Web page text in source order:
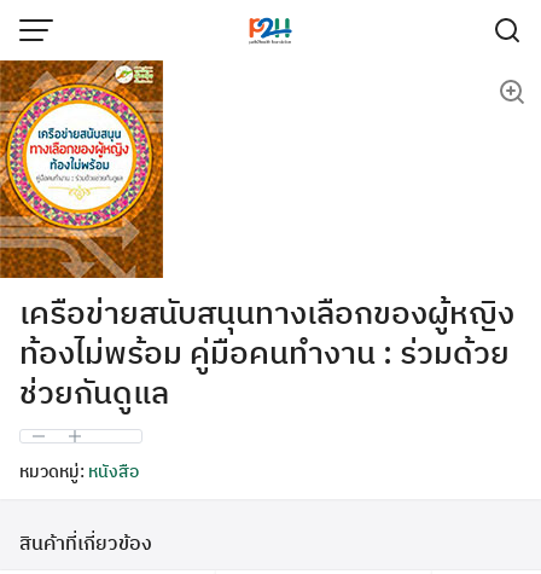
เครือข่ายสนับสนุนทางเลือกของผู้หญิง
ท้องไม่พร้อม คู่มือคนทำงาน : ร่วมด้วย
ช่วยกันดูแล
หมวดหมู่: หนังสือ
สินค้าที่เกี่ยวข้อง